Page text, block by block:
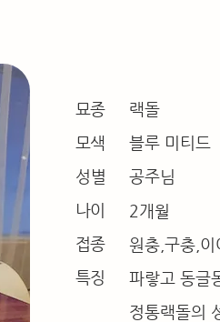
묘종
모색
​성별
나이
접종
특징
랙돌
블루 미티드
공주님
2개월
원충,구충,이
파랗고 동글
정통랙돌의